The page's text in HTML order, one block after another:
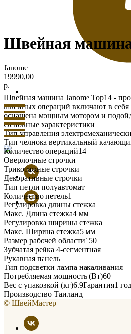
Швейная машина
Janome
19990,00
р.
Швейная машина Janome Top14 -
швейных операций включают в себя
оснащена мощным мотором и
Основные характеристики
Тип управления
Тип челнока вертикальный
Количество операций14
Оверлочные строчки
Трикотажные строчки
Декоративные строчки
Тип петли полуавтомат
Количество петель1
Регулировка длины стежка
Макс. Длина стежка4 мм
Регулировка ширины стежка
Макс. Ширина стежка5 мм
Размер рабочей области150
Зубчатая рейка 4-сегментная
Рукавная панель
Тип подсветки лампа накаливания
Потребляемая мощность (Вт)60
Вес с упаковкой (кг)6.9Гарантия1 год
Производство Таиланд
© ШвейМастер